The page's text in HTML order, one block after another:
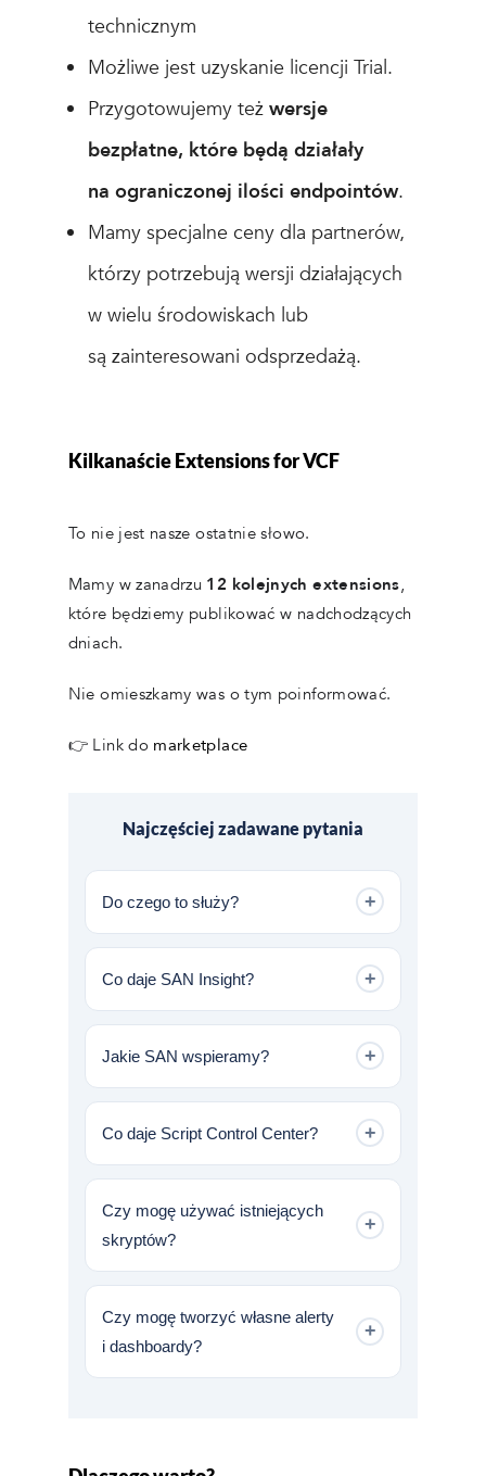
technicznym
Możliwe jest uzyskanie licencji Trial.
Przygotowujemy też wersje
bezpłatne, które będą działały
na ograniczonej ilości endpointów.
Mamy specjalne ceny dla partnerów,
którzy potrzebują wersji działających
w wielu środowiskach lub
są zainteresowani odsprzedażą.
Kilkanaście Extensions for VCF
To nie jest nasze ostatnie słowo.
Mamy w zanadrzu 12 kolejnych extensions,
które będziemy publikować w nadchodzących
dniach.
Nie omieszkamy was o tym poinformować.
👉 Link do marketplace
Najczęściej zadawane pytania
Do czego to służy? +
Rozszerzenia uzupełniają VCF
(SAN, custom systemy, skrypty).
Co daje SAN Insight? +
Pokazuje zależności SAN ↔ ESXi ↔
znajdujesz źródło problemu.
Jakie SAN wspieramy? +
Brocade (także IBM, HPE, Lenovo).
Co daje Script Control Center? +
Pozwala monitorować wszystko,
co możesz sprawdzić skryptem
(Nagios, Prometheus, Bash, Python,
PowerShell) — bez budowania
integracji.
Czy mogę używać istniejących
skryptów?
+
Tak — bez migracji i przepisywania.
Czy mogę tworzyć własne alerty
i dashboardy?
+